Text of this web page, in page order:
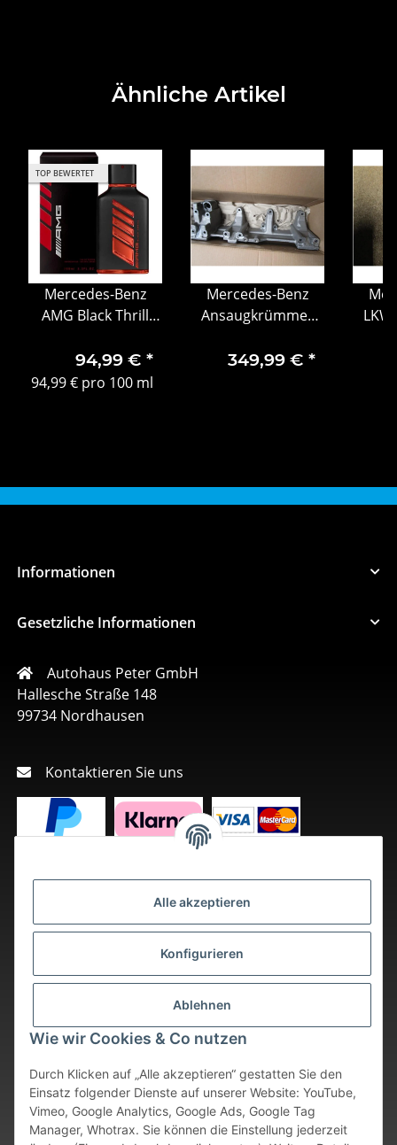
Alle akzeptieren
Konfigurieren
Ablehnen
Wie wir Cookies & Co nutzen
Durch Klicken auf „Alle akzeptieren“ gestatten Sie den
Einsatz folgender Dienste auf unserer Website: YouTube,
Vimeo, Google Analytics, Google Ads, Google Tag
Manager, Whotrax. Sie können die Einstellung jederzeit
Ähnliche Artikel
TOP BEWERTET
Mercedes-Benz
AMG Black Thrill
für Herren INCC
94,99 € *
94,99 € pro 100 ml
Mercedes-Benz
Ansaugkrümmer
349,99 € *
Informationen
Gesetzliche Informationen
Autohaus Peter GmbH
Hallesche Straße 148
99734 Nordhausen
Kontaktieren Sie uns
Vertrag widerrufen